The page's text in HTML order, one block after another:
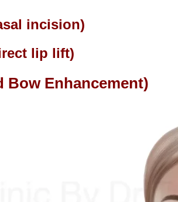
incision)
lip lift)
Bow Enhancement)